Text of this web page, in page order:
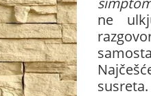
ne
susreta.